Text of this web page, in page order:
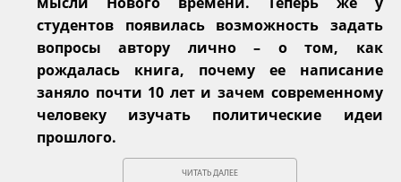
студентов появилась возможность задать
вопросы автору лично – о том, как
рождалась книга, почему ее написание
заняло почти 10 лет и зачем современному
человеку изучать политические идеи
прошлого.
ЧИТАТЬ ДАЛЕЕ